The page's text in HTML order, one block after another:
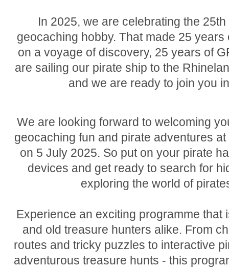
In 2025, we are celebrating the
geocaching hobby. That made 25
on a voyage of discovery, 25 years of
are sailing our pirate ship to the
and we are ready to join you
We are looking forward to welcoming
geocaching fun and pirate adventures
on 5 July 2025. So put on your pirate
devices and get ready to search for
exploring the world of
Experience an exciting programme that
and old treasure hunters alike. From
routes and tricky puzzles to interactive
adventurous treasure hunts - this